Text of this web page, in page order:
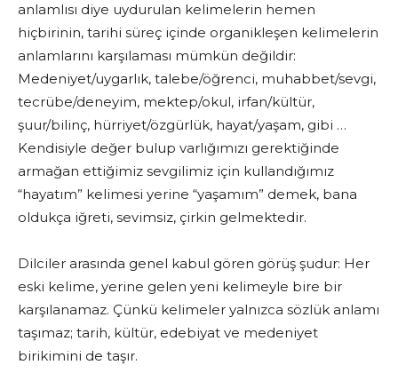
anlamlısı diye uydurulan kelimelerin hemen
hiçbirinin, tarihi süreç içinde organikleşen kelimelerin
anlamlarını karşılaması mümkün değildir:
Medeniyet/uygarlık, talebe/öğrenci, muhabbet/sevgi,
tecrübe/deneyim, mektep/okul, irfan/kültür,
şuur/bilinç, hürriyet/özgürlük, hayat/yaşam, gibi …
Kendisiyle değer bulup varlığımızı gerektiğinde
armağan ettiğimiz sevgilimiz için kullandığımız
“hayatım” kelimesi yerine “yaşamım” demek, bana
oldukça iğreti, sevimsiz, çirkin gelmektedir.
Dilciler arasında genel kabul gören görüş şudur: Her
eski kelime, yerine gelen yeni kelimeyle bire bir
karşılanamaz. Çünkü kelimeler yalnızca sözlük anlamı
taşımaz; tarih, kültür, edebiyat ve medeniyet
birikimini de taşır.